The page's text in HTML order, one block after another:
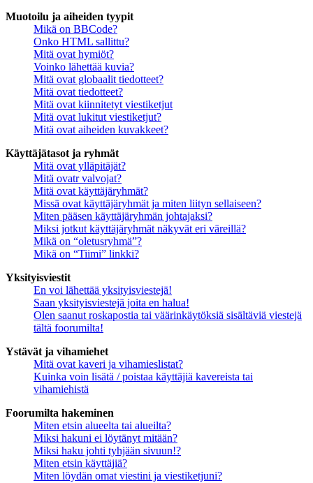
Muotoilu ja aiheiden tyypit
Mikä on BBCode?
Onko HTML sallittu?
Mitä ovat hymiöt?
Voinko lähettää kuvia?
Mitä ovat globaalit tiedotteet?
Mitä ovat tiedotteet?
Mitä ovat kiinnitetyt viestiketjut
Mitä ovat lukitut viestiketjut?
Mitä ovat aiheiden kuvakkeet?
Käyttäjätasot ja ryhmät
Mitä ovat ylläpitäjät?
Mitä ovatr valvojat?
Mitä ovat käyttäjäryhmät?
Missä ovat käyttäjäryhmät ja miten liityn sellaiseen?
Miten pääsen käyttäjäryhmän johtajaksi?
Miksi jotkut käyttäjäryhmät näkyvät eri väreillä?
Mikä on “oletusryhmä”?
Mikä on “Tiimi” linkki?
Yksityisviestit
En voi lähettää yksityisviestejä!
Saan yksityisviestejä joita en halua!
Olen saanut roskapostia tai väärinkäytöksiä sisältäviä viestejä
tältä foorumilta!
Ystävät ja vihamiehet
Mitä ovat kaveri ja vihamieslistat?
Kuinka voin lisätä / poistaa käyttäjiä kavereista tai
vihamiehistä
Foorumilta hakeminen
Miten etsin alueelta tai alueilta?
Miksi hakuni ei löytänyt mitään?
Miksi haku johti tyhjään sivuun!?
Miten etsin käyttäjiä?
Miten löydän omat viestini ja viestiketjuni?